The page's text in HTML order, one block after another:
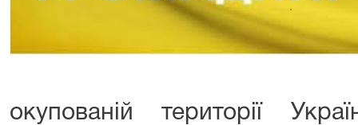
окупованій території